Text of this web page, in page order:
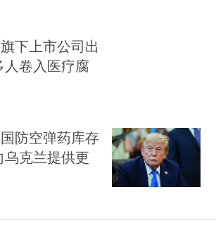
下上市公司出
卷入医疗腐
防空弹药库存
克兰提供更